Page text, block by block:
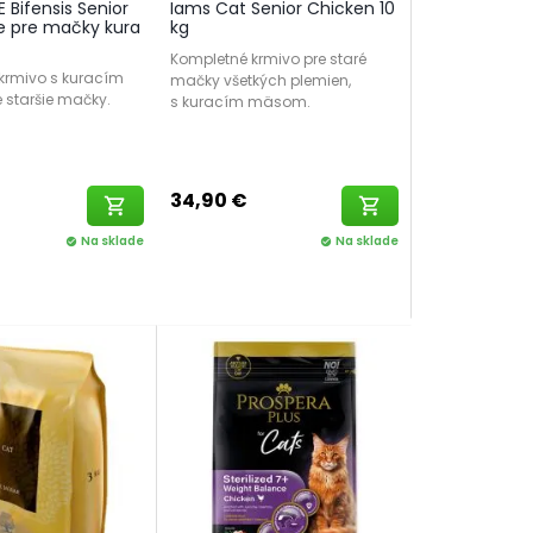
Bifensis Senior
pre mačky kura
s kuracím
mačky.
shopping_cart
check_circle Na sklade
Iams Cat Senior Chicken 10
kg
Kompletné krmivo pre staré
mačky všetkých plemien,
s kuracím mäsom.
34,90 € shopping_cart
check_circle Na sklade